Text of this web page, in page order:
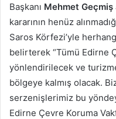
Başkanı Mehmet Geçmiş
kararının henüz
Saros Körfezi’yle
belirterek “Tümü Edirne
yönlendirilecek ve
bölgeye kalmış olacak.
serzenişlerimiz bu
Edirne Çevre Koruma